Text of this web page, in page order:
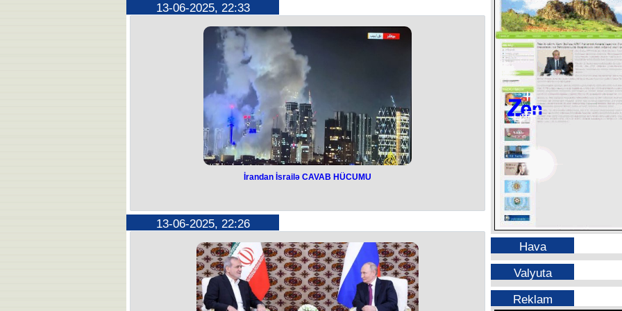
Bunu İranın ali dini lideri Ayətullah Əli Xamenei xalqa müraciətində deyib.
"İranın silahlı qüvvələri var güclə hərəkət edəcək və alçaq sionist rejimini
məhv edəcək. Sionist rejim bu cinayətdən sağ-salamat xilas olmayacaq.
İran xalqı əmin ola bilər ki, bu məsələdə heç bir güzəşt olmayacaq", -
Xamenei deyib.
Xamenei xalqa müraciətində İsrailin İrana hücumlarını da cinayət kimi
qiymətləndirib və yəhudi dövlətinin “acı və dəhşətli taleyi”ni
proqnozlaşdırıb.
13-06-2025, 22:33
İran İsrailə yüzlərlə ballistik raket buraxıb.
Bu barədə İranın dövlət agentliyi IRNA məlumat yayıb.
sionist rejimin qəddar hücumuna qəti cavab əməliyyatı işğal olunmuş
ərazilərə doğru yüzlərlə müxtəlif ballistik raketlərin buraxılması ilə
başlayıb”, – məlumatda vurğulanıb.
Məlumata görə, İran tərəfindən atılan ballistik raketlərinin düşməsindən
sonra İsrailin Müdafiə Nazirliyinin qərargahının yaxınlığında yanğın baş
verib.
"İran ordusu İran ərazisinə zərbələrə cavab olaraq İsrailə qarşı əməliyyat
İrandan İsrailə CAVAB HÜCUMU
13-06-2025, 22:26
Hava
Valyuta
Reklam